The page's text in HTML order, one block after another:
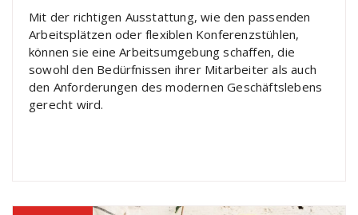
Mit der richtigen Ausstattung, wie den passenden
Arbeitsplätzen oder flexiblen Konferenzstühlen,
können sie eine Arbeitsumgebung schaffen, die
sowohl den Bedürfnissen ihrer Mitarbeiter als auch
den Anforderungen des modernen Geschäftslebens
gerecht wird.